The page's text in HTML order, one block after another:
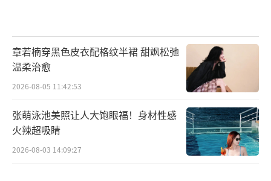
部分产检项目和住院费用可享受生育保险补
贴。建议根据经济状况选择适合的医院类型，
公立三甲医院性价比更高。孕期注意补充富含
章若楠穿黑色皮衣配格纹半裙 甜飒松弛
温柔治愈
2026-08-05 11:42:53
张萌泳池美照让人大饱眼福！身材性感
火辣超吸睛
2026-08-03 14:09:27